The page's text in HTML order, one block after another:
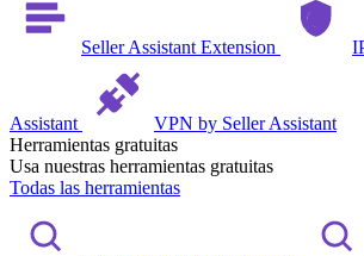
Seller Assistant Extension
Assistant
VPN by Seller Assistant
Herramientas gratuitas
Usa nuestras herramientas gratuitas
Todas las herramientas